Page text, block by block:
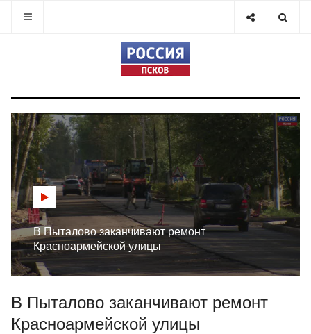
В Пыталово заканчивают ремонт
Красноармейской улицы
В Пыталово заканчивают ремонт
Красноармейской улицы